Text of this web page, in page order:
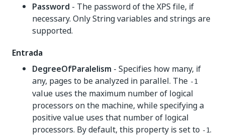
Password - The password of the XPS file, if
necessary. Only String variables and strings are
supported.
Entrada
DegreeOfParalelism - Specifies how many, if
any, pages to be analyzed in parallel. The -1
value uses the maximum number of logical
processors on the machine, while specifying a
positive value uses that number of logical
processors. By default, this property is set to -1.